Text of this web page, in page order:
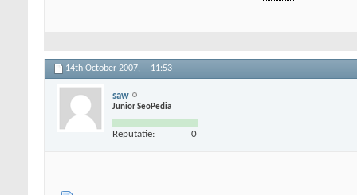
14th October 2007, 11:53
saw
Junior SeoPedia
Reputatie: 0